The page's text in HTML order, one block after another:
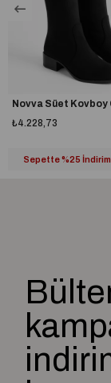
7 cm topuk
Tam kalıptır, kendi
Taraklı yapıya
almanız tavsiye edilir.
%100 yerli üretim
Novva Süet Kovboy
₺4.228,73
Sepette %25 İndirim